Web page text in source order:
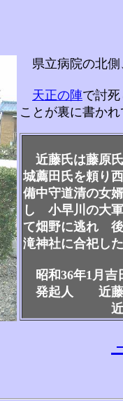
県立病院の北側
天正の陣で討
ことが裏に書か
近藤氏は藤原
城薦田氏を頼り
備中守道清の女
し 小早川の大
て畑野に逃れ 後
滝神社に合祀した
昭和36年1月
発起人 近藤
近藤